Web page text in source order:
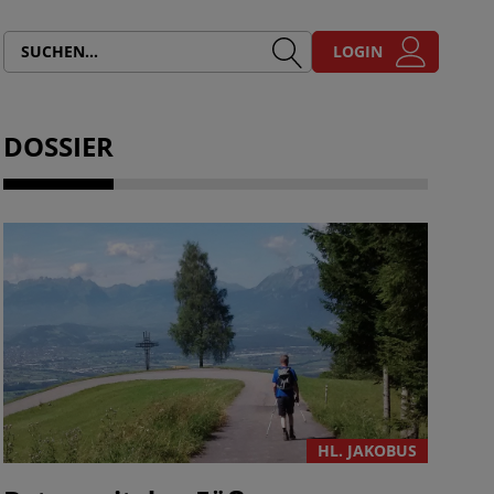
LOGIN
DOSSIER
HL. JAKOBUS